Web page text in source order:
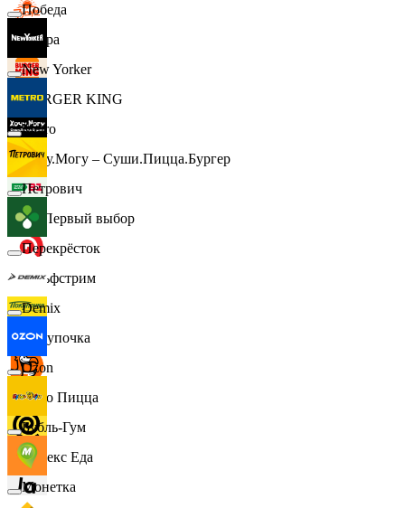
7 утра
BURGER KING
Хочу.Могу – Суши.Пицца.Бургер
B1 Первый выбор
Гольфстрим
Покупочка
Додо Пицца
Яндекс Еда
Победа
New Yorker
Metro
Петрович
Перекрёсток
Demix
Ozon
Бубль-Гум
Монетка